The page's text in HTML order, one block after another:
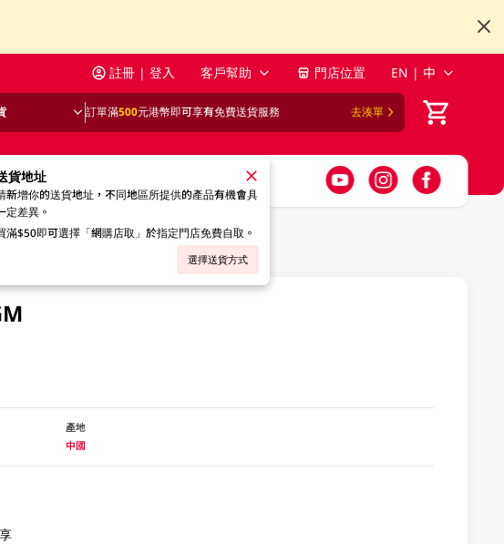
註冊 | 登入 客戶幫助 門店位置 EN | 中
訂單滿500元港幣即可享有免費送貨服務 去湊單
貨地址
新增你的送貨地址，不同地區所提供的產品有機會具
定差異。
滿$50即可選擇「網購店取」於指定門店免費自取。
選擇送貨方式
產地
中國